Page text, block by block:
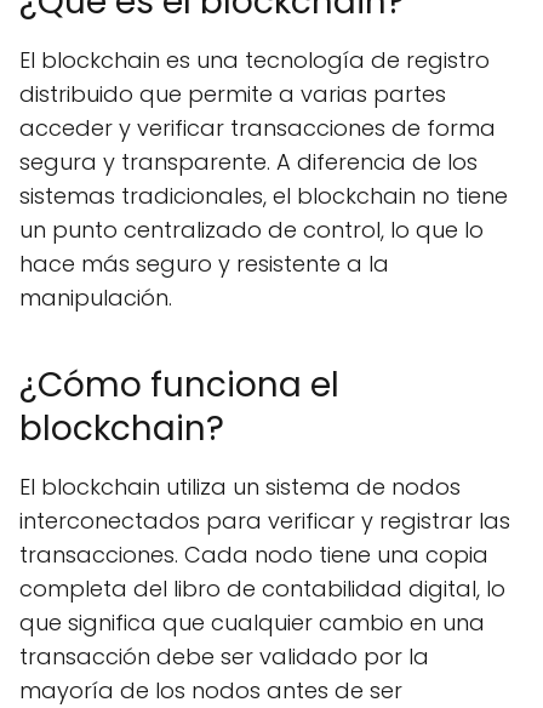
El blockchain es una tecnología de registro
distribuido que permite a varias partes
acceder y verificar transacciones de forma
segura y transparente. A diferencia de los
sistemas tradicionales, el blockchain no tiene
un punto centralizado de control, lo que lo
hace más seguro y resistente a la
manipulación.
¿Cómo funciona el
blockchain?
El blockchain utiliza un sistema de nodos
interconectados para verificar y registrar las
transacciones. Cada nodo tiene una copia
completa del libro de contabilidad digital, lo
que significa que cualquier cambio en una
transacción debe ser validado por la
mayoría de los nodos antes de ser